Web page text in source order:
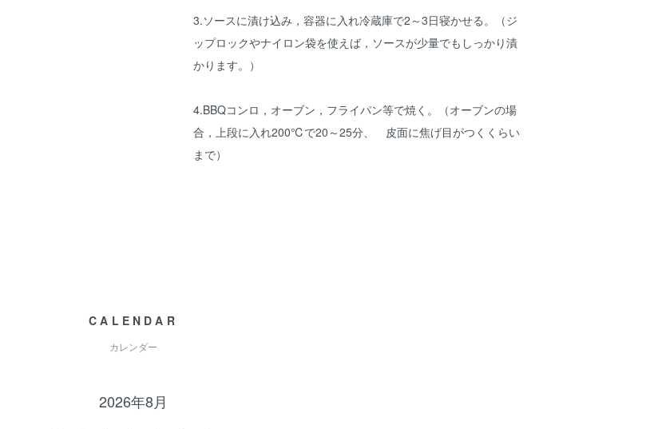
3.ソースに漬け込み，容器に入れ冷蔵庫で2～3日寝かせる。（ジ
ップロックやナイロン袋を使えば，ソースが少量でもしっかり漬
かります。）
4.BBQコンロ，オーブン，フライパン等で焼く。（オーブンの場
合，上段に入れ200℃で20～25分、 皮面に焦げ目がつくくらい
まで）
CALENDAR
カレンダー
2026年8月